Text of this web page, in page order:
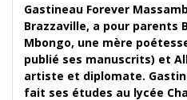
Gastineau Forever
Brazzaville, a pour parents
Mbongo, une mère
publié ses manuscrits) et
artiste et diplomate.
fait ses études au lycée